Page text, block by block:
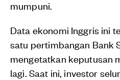
mumpuni.
Data ekonomi Inggris ini
satu pertimbangan Bank
mengetatkan keputusan
lagi. Saat ini, investor